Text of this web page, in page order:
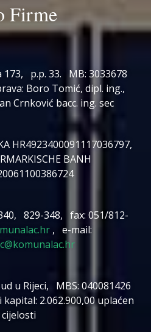
Firme
173, p.p. 33. MB: 3033678
Boro Tomić, dipl. ing.,
Crnković bacc. ing. sec
HR4923400091117036797,
BANH
829-348, fax: 051/812-
, e-mail:
u Rijeci, MBS: 040081426
2.062.900,00 uplaćen
cijelosti